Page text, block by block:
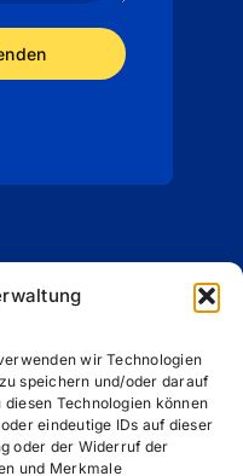
wir Technologien
speichern und/oder darauf
Technologien können
eindeutige IDs auf dieser
oder der Widerruf der
und Merkmale